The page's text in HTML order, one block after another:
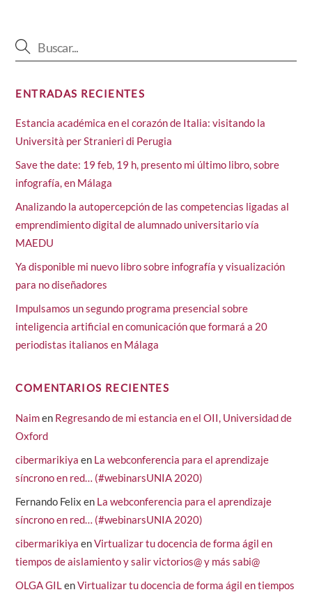
ENTRADAS RECIENTES
Estancia académica en el corazón de Italia: visitando la
Università per Stranieri di Perugia
Save the date: 19 feb, 19 h, presento mi último libro, sobre
infografía, en Málaga
Analizando la autopercepción de las competencias ligadas al
emprendimiento digital de alumnado universitario vía
MAEDU
Ya disponible mi nuevo libro sobre infografía y visualización
para no diseñadores
Impulsamos un segundo programa presencial sobre
inteligencia artificial en comunicación que formará a 20
periodistas italianos en Málaga
COMENTARIOS RECIENTES
Naimen Regresando de mi estancia en el OII, Universidad de
Oxford
cibermarikiya en La webconferencia para el aprendizaje
síncrono en red… (#webinarsUNIA 2020)
Fernando Felix en La webconferencia para el aprendizaje
síncrono en red… (#webinarsUNIA 2020)
cibermarikiya enVirtualizar tu docencia de forma ágil en
tiempos de aislamiento y salir victorios@ y más sabi@
OLGA GIL enVirtualizar tu docencia de forma ágil en tiempos